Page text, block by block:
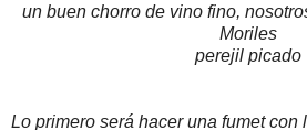
un buen chorro de vino fino,
Moriles
perejil picado
Lo primero será hacer una fumet con